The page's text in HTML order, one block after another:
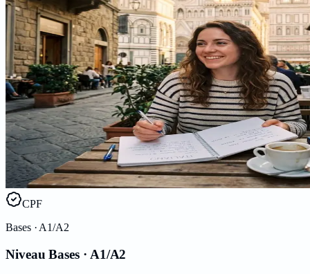
CPF
Bases· A1/A2
Niveau Bases · A1/A2